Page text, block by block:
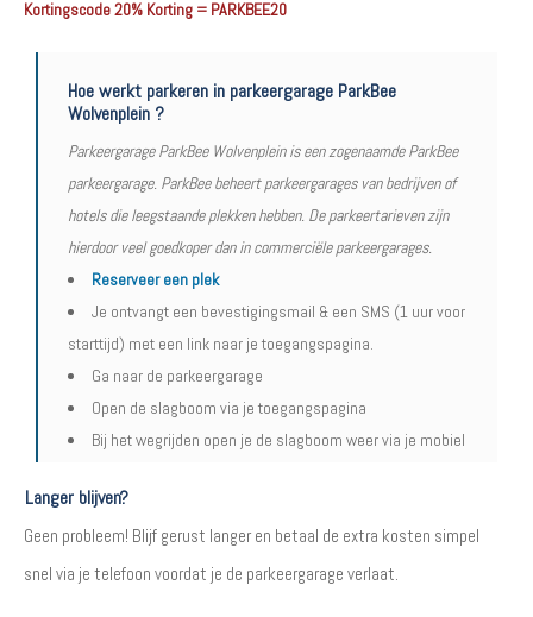
Kortingscode 20% Korting = PARKBEE20
Hoe werkt parkeren in parkeergarage ParkBee
Wolvenplein ?
Parkeergarage ParkBee Wolvenplein is een zogenaamde ParkBee
parkeergarage. ParkBee beheert parkeergarages van bedrijven of
hotels die leegstaande plekken hebben. De parkeertarieven zijn
hierdoor veel goedkoper dan in commerciële parkeergarages.
Reserveer een plek
Je ontvangt een bevestigingsmail & een SMS (1 uur voor
starttijd) met een link naar je toegangspagina.
Ga naar de parkeergarage
Open de slagboom via je toegangspagina
Bij het wegrijden open je de slagboom weer via je mobiel
Langer blijven?
Geen probleem! Blijf gerust langer en betaal de extra kosten simpel
snel via je telefoon voordat je de parkeergarage verlaat.